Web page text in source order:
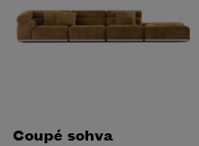
Coupé sohva